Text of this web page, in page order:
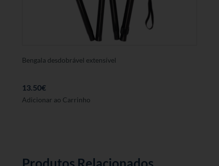
Bengala desdobrável extensível
13.50€
Adicionar ao Carrinho
Produtos Relacionados